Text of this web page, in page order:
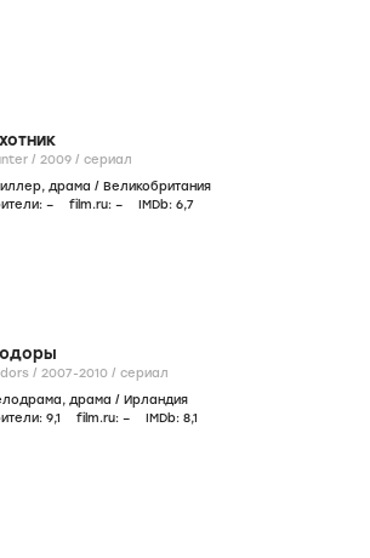
Hunter / 2009 / сериал
, драма / Великобритания
– film.ru: – IMDb: 6,7
Tudors / 2007-2010 / сериал
, драма / Ирландия
9,1 film.ru: – IMDb: 8,1